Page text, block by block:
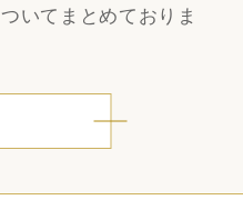
いてまとめておりま